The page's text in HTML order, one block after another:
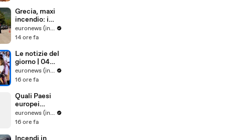
dell'Uzbekista
n
Grecia, maxi
incendio: i
vigili del
fuoco
le fiamme
spinte dal
vento
euronews (in Italiano)
14 ore fa
Le notizie del
giorno | 04
agosto 2026 -
Pomeridiane
euronews (in Italiano)
16 ore fa
Quali Paesi
europei
sostengono
maggiorment
dell'Ucraina
euronews (in Italiano)
16 ore fa